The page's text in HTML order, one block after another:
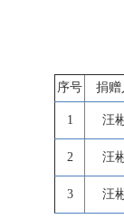
序号 捐赠
1 汪
2 汪
3 汪